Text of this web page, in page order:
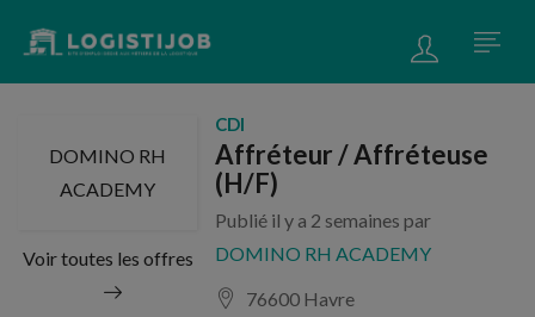
DOMINO RH
ACADEMY
Voir toutes les offres
CDI
Affréteur / Affréteuse
(H/F)
Publié il y a 2 semaines par
DOMINO RH ACADEMY
76600 Havre